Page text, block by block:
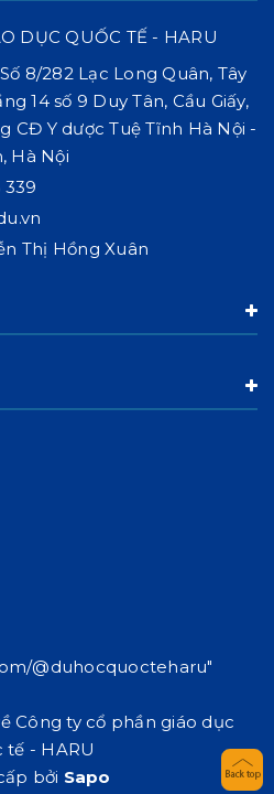
DỤC QUỐC TẾ - HARU
8/282 Lạc Long Quân, Tây
14 số 9 Duy Tân, Cầu Giấy,
CĐ Y dược Tuệ Tĩnh Hà Nội -
Hà Nội
339
Thị Hồng Xuân
@duhocquocteharu"
Công ty cổ phần giáo dục
tế - HARU
bởi Sapo